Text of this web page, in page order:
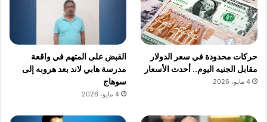
حركات محدودة في سعر الدولار
مقابل الجنيه اليوم.. أحدث الأسعار
4 مايو، 2026
القبض على المتهم في واقعة
مدرسة هابي لاند بعد هروبه إلى
سوهاج
4 مايو، 2026